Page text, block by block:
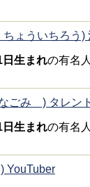
ょういちろう)
日生まれの有名
ごみ ) タレント
日生まれの有名
YouTuber